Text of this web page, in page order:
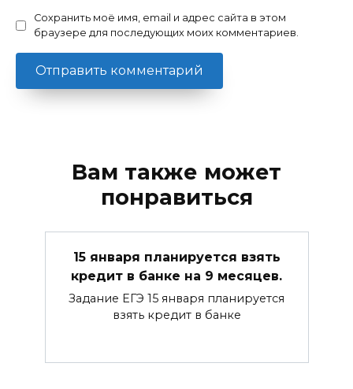
Сохранить моё имя, email и адрес сайта в этом
браузере для последующих моих комментариев.
Вам также может
понравиться
15 января планируется взять
кредит в банке на 9 месяцев.
Задание ЕГЭ 15 января планируется
взять кредит в банке